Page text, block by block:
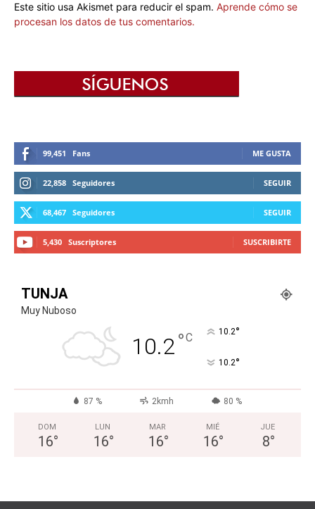
Este sitio usa Akismet para reducir el spam. Aprende cómo se
procesan los datos de tus comentarios.
99,451 Fans ME GUSTA
22,858 Seguidores SEGUIR
68,467 Seguidores SEGUIR
5,430 Suscriptores SUSCRIBIRTE
TUNJA
Muy Nuboso
10.2°C 10.2°
10.2°
87 % 2kmh 80 %
DOM
16°
LUN
16°
MAR
16°
MIÉ
16°
JUE
8°